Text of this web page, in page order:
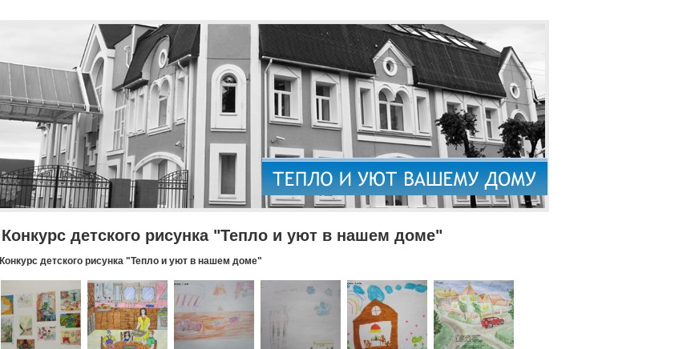
Конкурс детского рисунка "Тепло и уют в нашем доме"
Конкурс детского рисунка "Тепло и уют в нашем доме"